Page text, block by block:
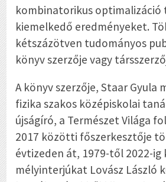
kombinatorikus
kiemelkedő eredményeket.
kétszázötven tudományos
könyv szerzője vagy
A könyv szerzője, Staar Gyula
fizika szakos középiskolai
újságíró, a Természet Világa
2017 közötti főszerkesztője
évtizeden át, 1979-től 2022-
mélyinterjúkat Lovász László